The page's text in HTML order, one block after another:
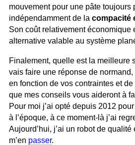
mouvement pour une pâte toujours
indépendamment de la compacité
Son coût relativement économique
alternative valable au système
Finalement, quelle est la meilleure
vais faire une réponse de normand,
en fonction de vos contraintes et
que mes conseils vous aideront à
Pour moi j’ai opté depuis 2012
à l’époque, à ce moment-là j’ai
Aujourd’hui, j’ai un robot de
m’en passer.